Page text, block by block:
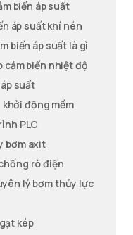
biến áp suất
áp suất khí nén
biến áp suất là gì
cảm biến nhiệt độ
suất
khởi động mềm
PLC
bơm axit
rò điện
lý bơm thủy lực
kép